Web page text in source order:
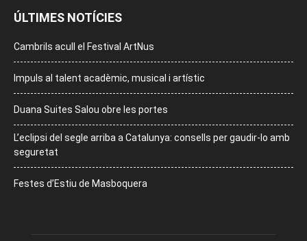
ÚLTIMES NOTÍCIES
Cambrils acull el Festival ArtNus
Impuls al talent acadèmic, musical i artístic
Duana Suites Salou obre les portes
L’eclipsi del segle arriba a Catalunya: consells per gaudir-lo amb
seguretat
Festes d’Estiu de Masboquera